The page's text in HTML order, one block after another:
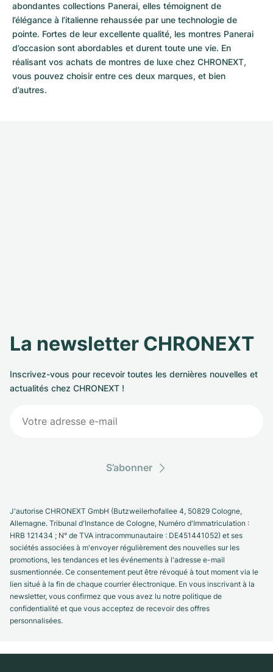
abondantes collections Panerai, elles témoignent de
l’élégance à l’italienne rehaussée par une technologie de
pointe. Fortes de leur excellente qualité, les montres Panerai
d’occasion sont abordables et durent toute une vie. En
réalisant vos achats de montres de luxe chez CHRONEXT,
vous pouvez choisir entre ces deux marques, et bien
d’autres.
La newsletter CHRONEXT
Inscrivez-vous pour recevoir toutes les dernières nouvelles et
actualités chez CHRONEXT !
S’abonner
J'autorise CHRONEXT GmbH (Butzweilerhofallee 4, 50829 Cologne,
Allemagne. Tribunal d'Instance de Cologne, Numéro d'Immatriculation :
HRB 121434 ; N° de TVA intracommunautaire : DE451441052) et ses
sociétés associées à m'envoyer régulièrement des nouvelles sur les
promotions, les tendances et les événements à l'adresse e-mail
susmentionnée. Ce consentement peut être révoqué à tout moment via le
lien situé à la fin de chaque courrier électronique. En vous inscrivant à la
newsletter, vous confirmez que vous avez lu notre politique de
confidentialité et que vous acceptez de recevoir des offres
personnalisées.